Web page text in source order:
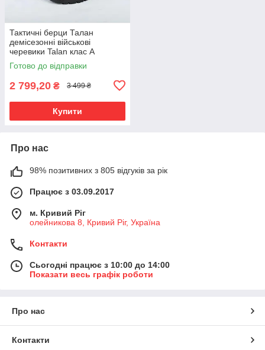
Тактичні берци Талан
демісезонні військові
черевики Talan клас А
Готово до відправки
2 799,20 ₴ 3 499 ₴
Купити
Про нас
98% позитивних з 805 відгуків за рік
Працює з 03.09.2017
м. Кривий Ріг
олейникова 8, Кривий Ріг, Україна
Контакти
Сьогодні працює з 10:00 до 14:00
Показати весь графік роботи
Про нас
Контакти